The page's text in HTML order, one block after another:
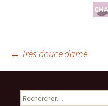
Navigation
des
← Très douce dame
Rechercher :